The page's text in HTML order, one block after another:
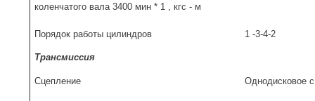
коленчатого вала 3400 мин * 1 , кгс - м
Порядок работы цилиндров 1 -3-4-2
Трансмиссия
Сцепление Однодисковое